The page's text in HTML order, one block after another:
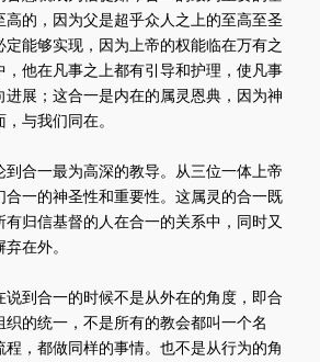
高的，因为父是超乎众人之上的至高至圣
定能够实现，因为上帝的权能临在万有之
，他在凡事之上都有引导和护理，使凡事
进展；这合一是内在的属灵恩典，因为神
与我们同在。
到合一最为高深的教导。从三位一体上帝
合一的神圣性和重要性。这属灵的合一既
归信基督的人在合一的关系中，同时又
在外。
说到合一的时候不是从外在的角度，即合
的统一，不是所有的教会都叫一个名
，都做同样的事情。也不是从行为的角